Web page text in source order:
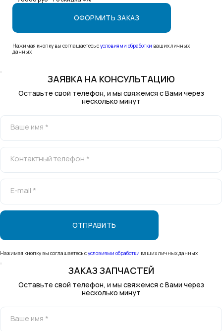
Нажимая кнопку вы соглашаетесь сусловиями обработки ваших личных
данных
ЗАЯВКА НА КОНСУЛЬТАЦИЮ
Оставьте свой телефон, и мы свяжемся с Вами через
несколько минут
Ваше имя *
Контактный телефон *
E-mail *
Нажимая кнопку вы соглашаетесь сусловиями обработки ваших личных данных
ЗАКАЗ ЗАПЧАСТЕЙ
Оставьте свой телефон, и мы свяжемся с Вами через
несколько минут
Ваше имя *